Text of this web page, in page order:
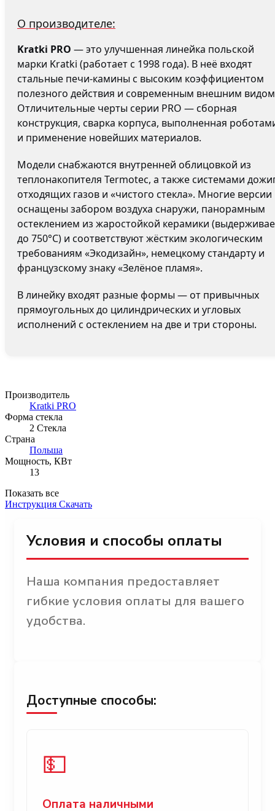
О производителе:
Kratki PRO — это улучшенная линейка польской
марки Kratki (работает с 1998 года). В неё входят
стальные печи-камины с высоким коэффициентом
полезного действия и современным внешним
Отличительные черты серии PRO — сборная
конструкция, сварка корпуса, выполненная
и применение новейших материалов.
Модели снабжаются внутренней облицовкой из
теплонакопителя Termotec, а также системами
отходящих газов и «чистого стекла». Многие версии
оснащены забором воздуха снаружи, панорамным
остеклением из жаростойкой керамики
до 750°C) и соответствуют жёстким экологическим
требованиям «Экодизайн», немецкому стандарту и
французскому знаку «Зелёное пламя».
В линейку входят разные формы — от привычных
прямоугольных до цилиндрических и угловых
исполнений с остеклением на две и три стороны.
Производитель
Kratki PRO
Форма стекла
2 Стекла
Страна
Польша
Мощность, КВт
13
Показать все
Инструкция Скачать
Условия и способы оплаты
Наша компания предоставляет
гибкие условия оплаты для вашего
удобства.
Доступные способы:
💵
Оплата наличными